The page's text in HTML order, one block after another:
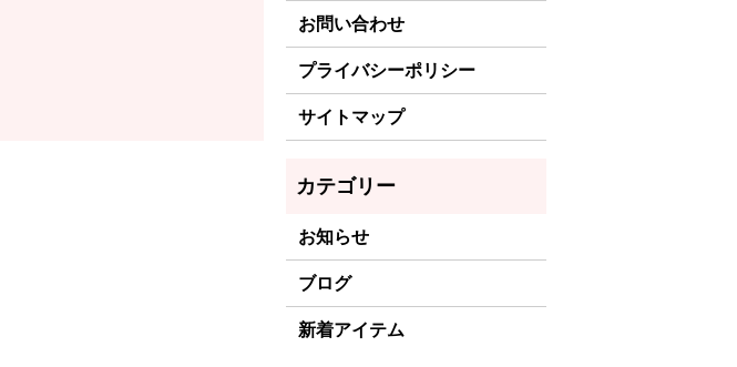
お問い合わせ
プライバシーポリシー
サイトマップ
お知らせ
ブログ
新着アイテム